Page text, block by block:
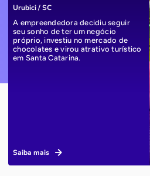
Urubici / SC
A empreendedora decidiu seguir
seu sonho de ter um negócio
próprio, investiu no mercado de
chocolates e virou atrativo turístico
em Santa Catarina.
Saiba mais